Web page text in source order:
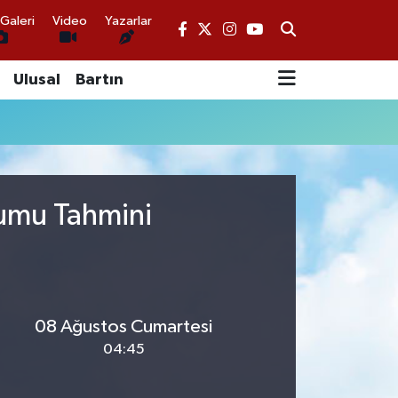
Video Yazarlar
Ulusal Bartın
Tahmini
08 Ağustos Cumartesi
04:45